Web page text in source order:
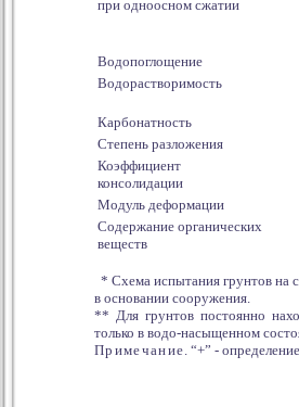
при одноосном сжатии
Водопоглощение
Водорастворимость
Карбонатность
Степень разложения
Коэффициент
консолидации
Модуль деформации
Содержание органических
веществ
* Схема испытания грунтов на
в основании сооружения.
** Для грунтов постоянно
только в водо-насыщенном
Примечание . “+” -